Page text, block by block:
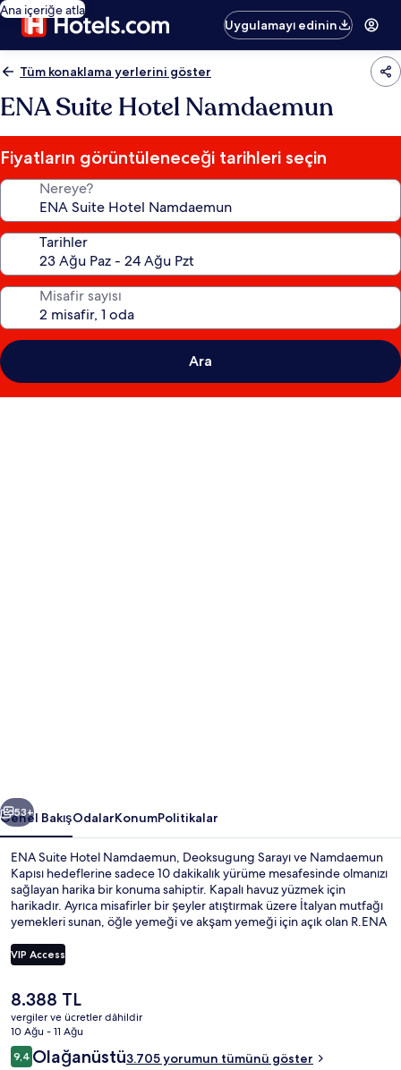
Ana içeriğe atla
Uygulamayı edinin
Tüm konaklama yerlerini göster
ENA Suite Hotel Namdaemun
Fiyatların görüntüleneceği tarihleri seçin
Nereye?
Tarihler
Misafir sayısı
Ara
Sonraki
53+
Genel BakışOdalarKonumPolitikalar
ENA Suite Hotel Namdaemun, Deoksugung Sarayı ve Namdaemun
Kapısı hedeflerine sadece 10 dakikalık yürüme mesafesinde olmanızı
sağlayan harika bir konuma sahiptir. Kapalı havuz yüzmek için
harikadır. Ayrıca misafirler bir şeyler atıştırmak üzere İtalyan mutfağı
yemekleri sunan, öğle yemeği ve akşam yemeği için açık olan R.ENA
çıkan özelliklerdir. Misafirler merkezi konumu çevre gezisi olanağının
yanı sıra toplu ulaşım araçlarına kısa yürüme mesafesi nedeniyle
İstasyonu 8 dakika mesafede.
VIP Access
Şu
anki
fiyat
8.388 TL
8.388 TL
vergiler ve ücretler dâhildir
10 Ağu - 11 Ağu
Yorumlar
9,49,4/10
Olağanüstü3.705 yorumun tümünü göster